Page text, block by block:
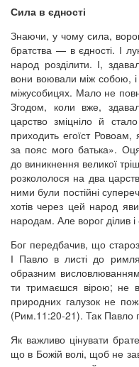
Сила в єдності
Знаючи, у чому сила,
братства — в єдності. І
народ розділити. І,
вони воювали між собою, і
міжусобицях. Мало не
Згодом, коли вже,
царство зміцніло й
приходить егоїст Ровоам,
за пояс мого батька».
до виникнення великої
розкололося на два
ними були постійні
хотів через цей народ
народам. Але ворог ділив і
Бог передбачив, що
І Павло в листі до
образним
ти тримаєшся вірою; не
природних галузок не
(Рим.11:20-21). Так Павло
Як важливо цінувати
що в Божій волі, щоб не